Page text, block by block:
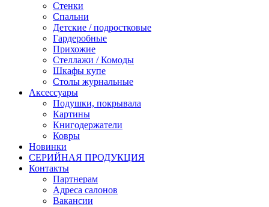
Стенки
Спальни
Детские / подростковые
Гардеробные
Прихожие
Стеллажи / Комоды
Шкафы купе
Столы журнальные
Аксессуары
Подушки, покрывала
Картины
Книгодержатели
Ковры
Новинки
СЕРИЙНАЯ ПРОДУКЦИЯ
Контакты
Партнерам
Адреса салонов
Вакансии